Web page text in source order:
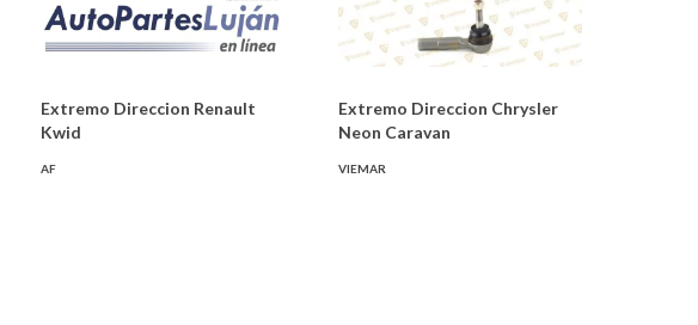
Extremo Direccion Renault
Kwid
AF
Extremo Direccion Chrysler
Neon Caravan
VIEMAR